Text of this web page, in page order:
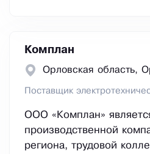
Комплан
Орловская область,
Поставщик
ООО «Комплан»
производственной
региона, трудовой